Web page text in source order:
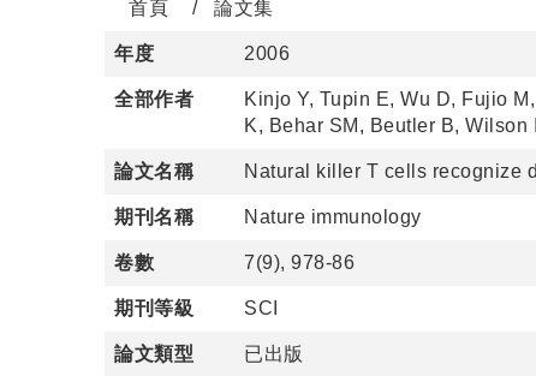
首頁 論文集
年度 2006
全部作者
Kinjo Y, Tupin E, Wu D, Fujio
K, Behar SM, Beutler B,
論文名稱 Natural killer T cells recognize
期刊名稱 Nature immunology
卷數 7(9), 978-86
期刊等級 SCI
論文類型 已出版